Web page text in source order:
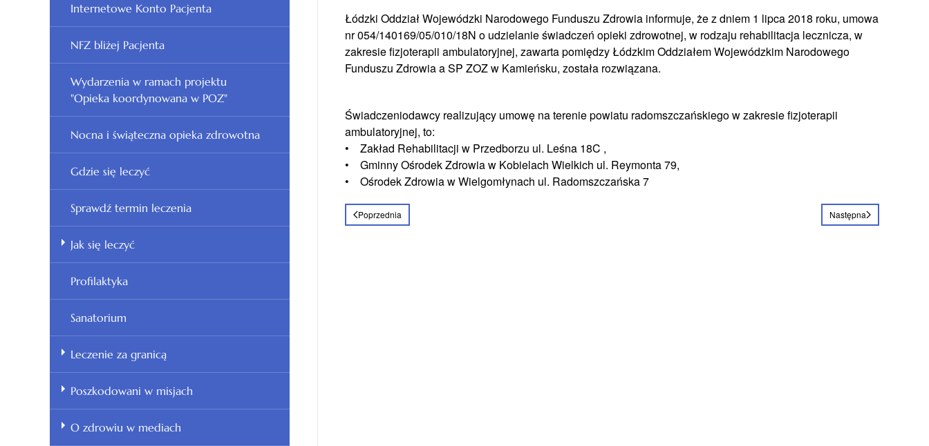
Łódzki Oddział Wojewódzki Narodowego Funduszu Zdrowia informuje, że z dniem 1 lipca 2018 roku, umowa
nr 054/140169/05/010/18N o udzielanie świadczeń opieki zdrowotnej, w rodzaju rehabilitacja lecznicza, w
zakresie fizjoterapii ambulatoryjnej, zawarta pomiędzy Łódzkim Oddziałem Wojewódzkim Narodowego
Funduszu Zdrowia a SP ZOZ w Kamieńsku, została rozwiązana.
Świadczeniodawcy realizujący umowę na terenie powiatu radomszczańskiego w zakresie fizjoterapii
ambulatoryjnej, to:
• Zakład Rehabilitacji w Przedborzu ul. Leśna 18C ,
• Gminny Ośrodek Zdrowia w Kobielach Wielkich ul. Reymonta 79,
• Ośrodek Zdrowia w Wielgomłynach ul. Radomszczańska 7
Poprzednia Następna
Internetowe Konto Pacjenta
NFZ bliżej Pacjenta
Wydarzenia w ramach projektu
"Opieka koordynowana w POZ"
Nocna i świąteczna opieka zdrowotna
Gdzie się leczyć
Sprawdź termin leczenia
Jak się leczyć
Profilaktyka
Sanatorium
Leczenie za granicą
Poszkodowani w misjach
O zdrowiu w mediach